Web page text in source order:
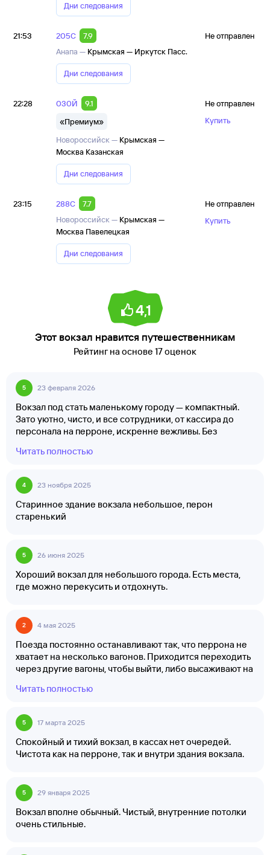
Дни следования
21:53 205С
7.9
Анапа — Крымская — Иркутск Пасс.
Дни следования
Не отправлен
22:28 030Й
9.1
«Премиум»
Новороссийск — Крымская —
Москва Казанская
Дни следования
Не отправлен
Купить
23:15 288С
7.7
Новороссийск — Крымская —
Москва Павелецкая
Дни следования
Не отправлен
Купить
4,1
Этот вокзал нравится путешественникам
Рейтинг на основе 17 оценок
5 23 февраля 2026
Вокзал под стать маленькому городу — компактный.
Зато уютно, чисто, и все сотрудники, от кассира до
персонала на перроне, искренне вежливы. Без
Читать полностью
4 23 ноября 2025
Старинное здание вокзала небольшое, перон
старенький
5 26 июня 2025
Хороший вокзал для небольшого города. Есть места,
где можно перекусить и отдохнуть.
2 4 мая 2025
Поезда постоянно останавливают так, что перрона не
хватает на несколько вагонов. Приходится переходить
через другие вагоны, чтобы выйти, либо высаживают на
сообщают. Успеть физически сложно, так как поезда
Читать полностью
5 17 марта 2025
Спокойный и тихий вокзал, в кассах нет очередей.
Чистота как на перроне, так и внутри здания вокзала.
5 29 января 2025
Вокзал вполне обычный. Чистый, внутренние потолки
очень стильные.